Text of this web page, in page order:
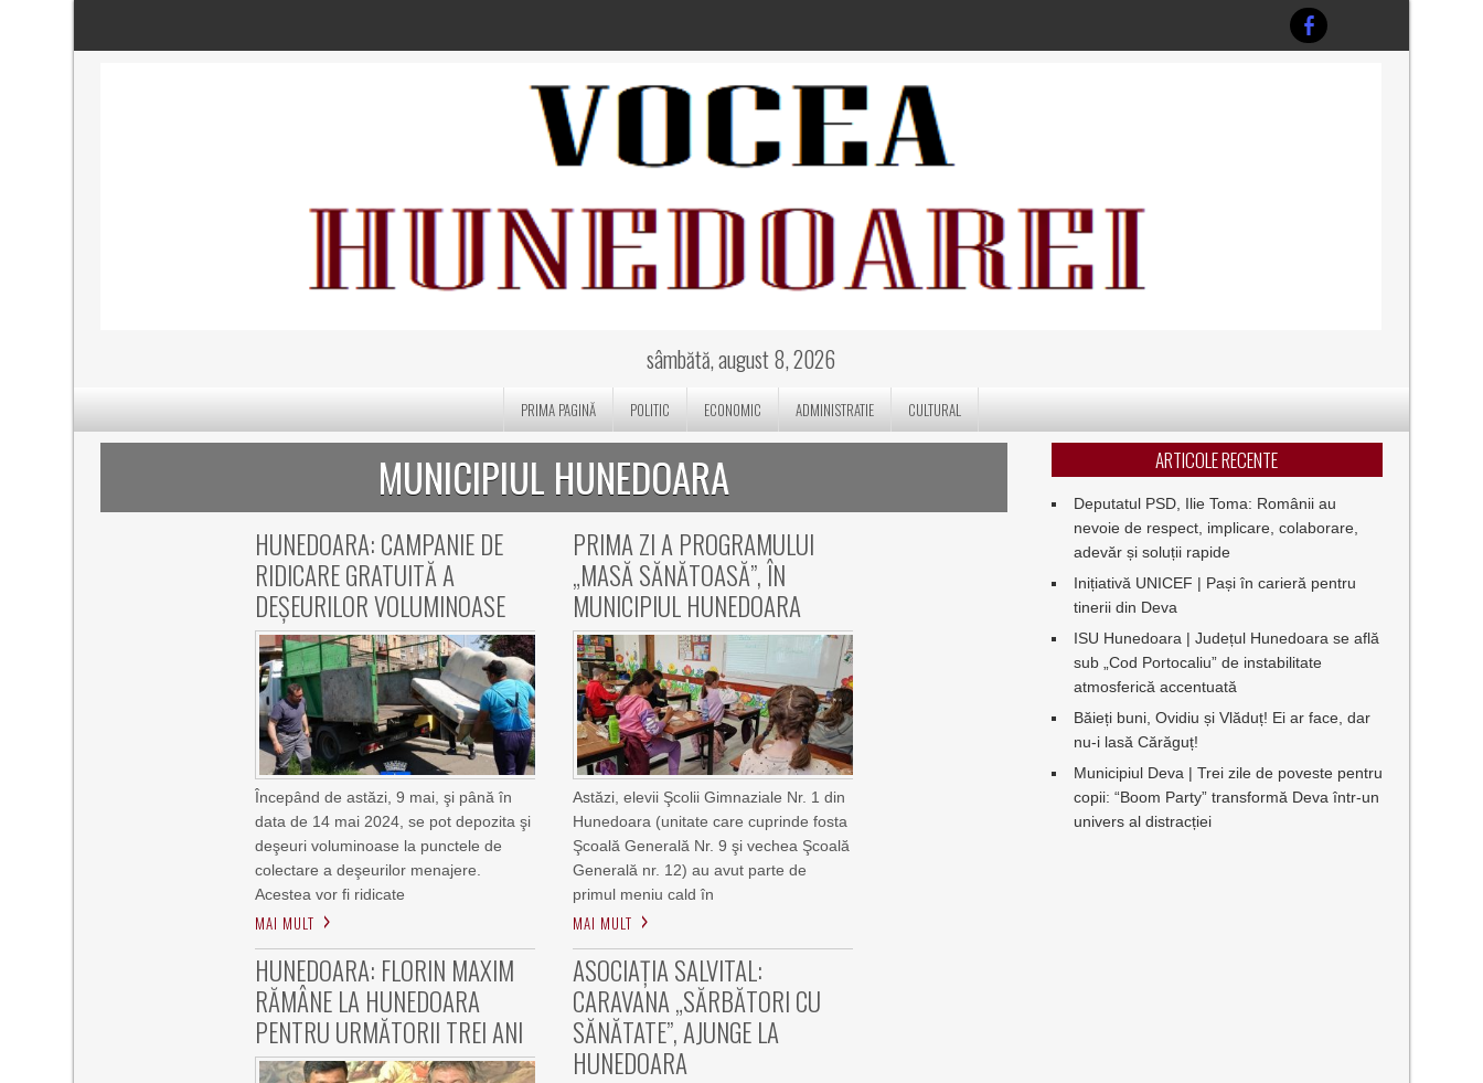
sâmbătă, august 8, 2026
PRIMA PAGINĂ POLITIC ECONOMIC ADMINISTRATIE CULTURAL
MUNICIPIUL HUNEDOARA
HUNEDOARA: CAMPANIE DE
RIDICARE GRATUITĂ A
DEŞEURILOR VOLUMINOASE
Începând de astăzi, 9 mai, şi până în
data de 14 mai 2024, se pot depozita şi
deşeuri voluminoase la punctele de
colectare a deşeurilor menajere.
Acestea vor fi ridicate
MAI MULT
PRIMA ZI A PROGRAMULUI
„MASĂ SĂNĂTOASĂ”, ÎN
MUNICIPIUL HUNEDOARA
Astăzi, elevii Şcolii Gimnaziale Nr. 1 din
Hunedoara (unitate care cuprinde fosta
Şcoală Generală Nr. 9 şi vechea Şcoală
Generală nr. 12) au avut parte de
primul meniu cald în
MAI MULT
HUNEDOARA: FLORIN MAXIM
RĂMÂNE LA HUNEDOARA
PENTRU URMĂTORII TREI ANI
ASOCIAȚIA SALVITAL:
CARAVANA „SĂRBĂTORI CU
SĂNĂTATE”, AJUNGE LA
HUNEDOARA
ARTICOLE RECENTE
Deputatul PSD, Ilie Toma: Românii au
nevoie de respect, implicare, colaborare,
adevăr și soluții rapide
Inițiativă UNICEF | Pași în carieră pentru
tinerii din Deva
ISU Hunedoara | Județul Hunedoara se află
sub „Cod Portocaliu” de instabilitate
atmosferică accentuată
Băieți buni, Ovidiu și Vlăduț! Ei ar face, dar
nu-i lasă Cărăguț!
Municipiul Deva | Trei zile de poveste pentru
copii: “Boom Party” transformă Deva într-un
univers al distracției